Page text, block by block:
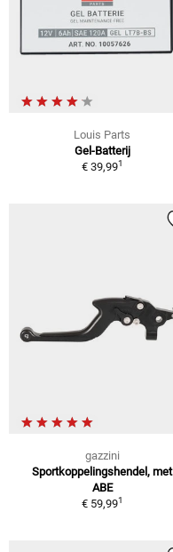
Louis Parts
Gel-Batterij
€ 39,991
gazzini
Sportkoppelingshendel, met
ABE
€ 59,991